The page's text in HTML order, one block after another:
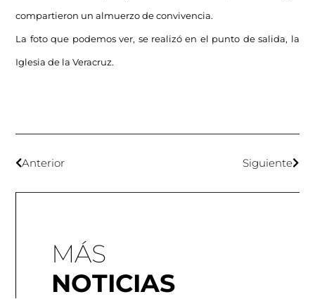
compartieron un almuerzo de convivencia.
La foto que podemos ver, se realizó en el punto de salida, la
Iglesia de la Veracruz.
Anterior Siguiente
MÁS
NOTICIAS